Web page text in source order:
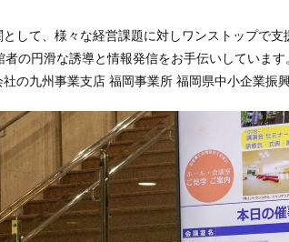
して、様々な経営課題に対しワンストップで
の円滑な誘導と情報発信をお手伝いしていま
の九州事業支店 福岡事業所 福岡県中小企業振